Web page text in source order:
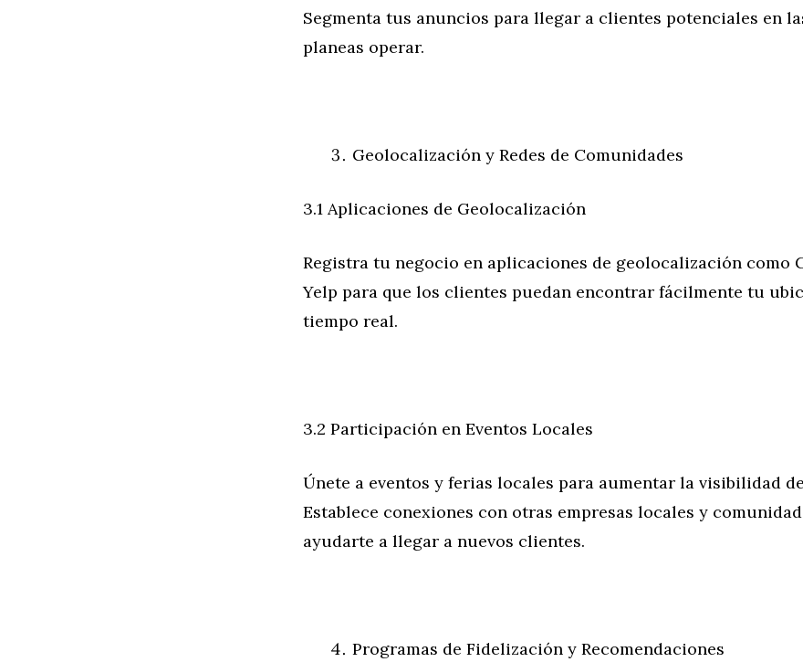
Segmenta tus anuncios para llegar a clientes potenciales en
planeas operar.
Geolocalización y Redes de Comunidades
3.1 Aplicaciones de Geolocalización
Registra tu negocio en aplicaciones de geolocalización como
Yelp para que los clientes puedan encontrar fácilmente tu
tiempo real.
3.2 Participación en Eventos Locales
Únete a eventos y ferias locales para aumentar la visibilidad
Establece conexiones con otras empresas locales y
ayudarte a llegar a nuevos clientes.
Programas de Fidelización y Recomendaciones